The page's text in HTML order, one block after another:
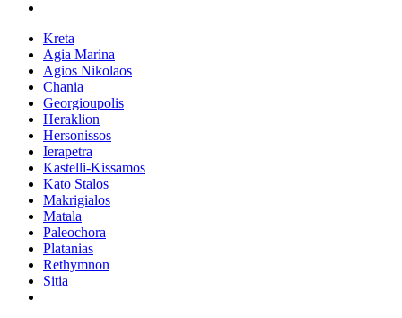
Kreta
Agia Marina
Agios Nikolaos
Chania
Georgioupolis
Heraklion
Hersonissos
Ierapetra
Kastelli-Kissamos
Kato Stalos
Makrigialos
Matala
Paleochora
Platanias
Rethymnon
Sitia